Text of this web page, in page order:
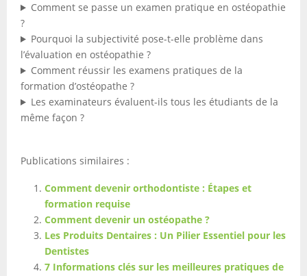
Comment se passe un examen pratique en ostéopathie
?
Pourquoi la subjectivité pose-t-elle problème dans
l’évaluation en ostéopathie ?
Comment réussir les examens pratiques de la
formation d’ostéopathe ?
Les examinateurs évaluent-ils tous les étudiants de la
même façon ?
Publications similaires :
Comment devenir orthodontiste : Étapes et
formation requise
Comment devenir un ostéopathe ?
Les Produits Dentaires : Un Pilier Essentiel pour les
Dentistes
7 Informations clés sur les meilleures pratiques de